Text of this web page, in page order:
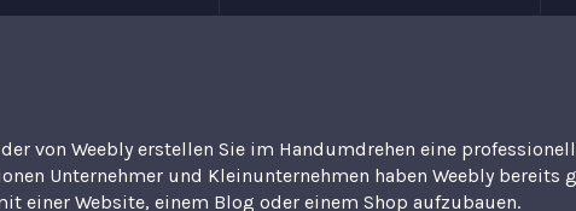
von Weebly erstellen Sie im Handumdrehen eine
Unternehmer und Kleinunternehmen haben Weebly bereits
einer Website, einem Blog oder einem Shop aufzubauen.